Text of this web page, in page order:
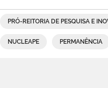
PRÓ-REITORIA DE PESQUISA E
NUCLEAPE PERMANÊNCIA